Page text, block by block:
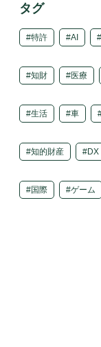
タグ
特許 AI
知財 医療
生活 車
知的財産 DX
国際 ゲーム